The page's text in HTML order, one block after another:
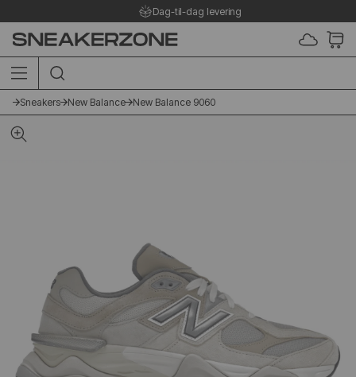
Dag-til-dag levering
SØG I SHOPPEN HER
Sneakers New Balance New Balance 9060